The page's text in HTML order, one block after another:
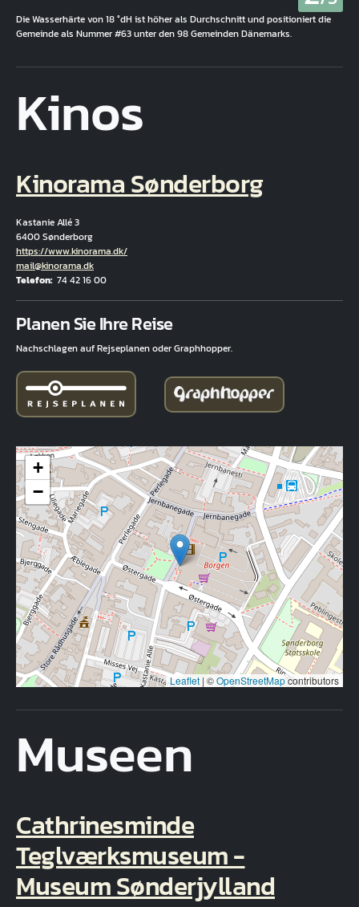
Die Wasserhärte von 18 °dH ist höher als Durchschnitt und positioniert die
Gemeinde als Nummer #63 unter den 98 Gemeinden Dänemarks.
Kinos
Kinorama Sønderborg
Kastanie Allé 3
6400 Sønderborg
Hjemmeside
https://www.kinorama.dk/
E-Mail
mail@kinorama.dk
Telefon 74 42 16 00
Planen Sie Ihre Reise
Nachschlagen auf Rejseplanen oder Graphhopper.
+
−
Leaflet | ©OpenStreetMapcontributors
Museen
Cathrinesminde
Teglværksmuseum -
Museum Sønderjylland